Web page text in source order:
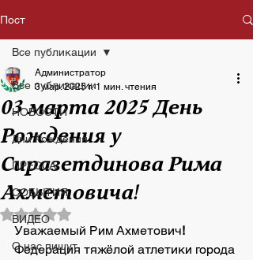
Пост
Все публикации
НОВОСТИ
Дни Рождения
ПРЕССА
СОБЫТИЯ
ВИДЕО
О нас пишут
Все публикации
03 марта 2025 День
Рождения у
Сиразетдинова Рима
Ахметовича!
Администратор
3 мар. 2025 г. 1 мин. чтения
Оценка: не число из 5 звезд.
Уважаемый Рим Ахметович!
Федерация тяжёлой атлетики города